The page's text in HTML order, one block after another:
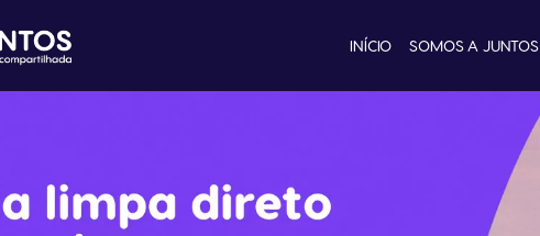
INÍCIO SOMOS A JUNTOS